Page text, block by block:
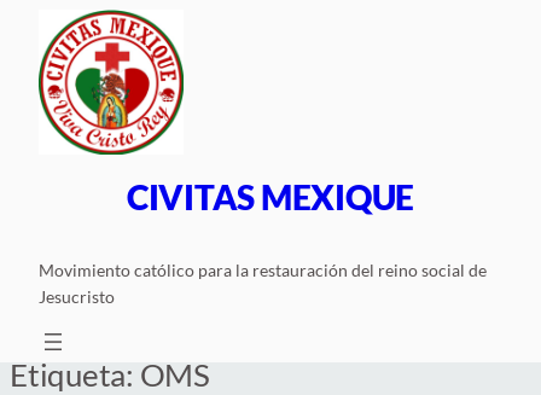
contenido
CIVITAS MEXIQUE
Movimiento católico para la restauración del reino social de
Jesucristo
Etiqueta: OMS